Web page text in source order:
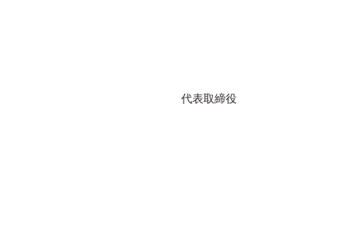
​代表取締役